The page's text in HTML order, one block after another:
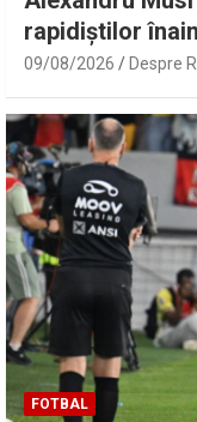
rapidiștilor
viitoare: „O să
09/08/2026 Despre
FOTBAL